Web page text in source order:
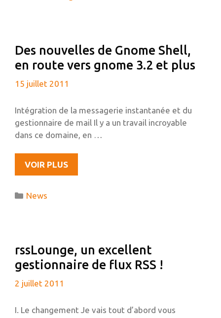
DE
GEEK
Des nouvelles de Gnome Shell,
en route vers gnome 3.2 et plus
15 juillet 2011
Intégration de la messagerie instantanée et du
gestionnaire de mail Il y a un travail incroyable
dans ce domaine, en …
VOIR PLUSDES
NOUVELLES
VERS
GNOME
Catégories
News
rssLounge, un excellent
gestionnaire de flux RSS !
2 juillet 2011
I. Le changement Je vais tout d’abord vous